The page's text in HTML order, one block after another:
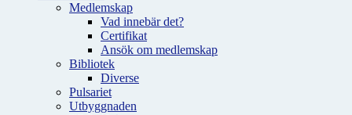
Medlemskap
Vad innebär det?
Certifikat
Ansök om medlemskap
Bibliotek
Diverse
Pulsariet
Utbyggnaden